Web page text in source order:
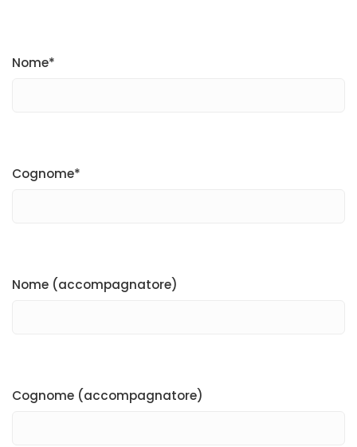
Nome*
Cognome*
Nome (accompagnatore)
Cognome (accompagnatore)